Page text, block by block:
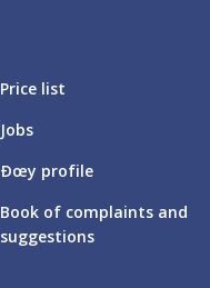
Price list
Jobs
Ðœy profile
Book of complaints and
suggestions